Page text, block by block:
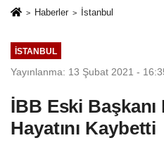
Protokolü
Haberler İstanbul
İSTANBUL
Yayınlanma: 13 Şubat 2021 -
İBB Eski
Hayatını Kaybetti